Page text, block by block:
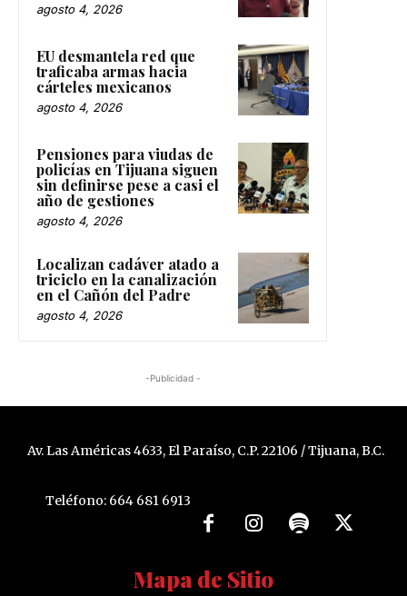
agosto 4, 2026
EU desmantela red que
traficaba armas hacia
cárteles mexicanos
agosto 4, 2026
Pensiones para viudas de
policías en Tijuana siguen
sin definirse pese a casi el
año de gestiones
agosto 4, 2026
Localizan cadáver atado a
triciclo en la canalización
en el Cañón del Padre
agosto 4, 2026
-Publicidad -
Av. Las Américas 4633, El Paraíso, C.P. 22106 / Tijuana, B.C.
Teléfono: 664 681 6913
Mapa de Sitio